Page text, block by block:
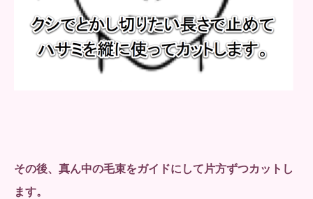
その後、真ん中の毛束をガイドにして片方ずつカットし
ます。